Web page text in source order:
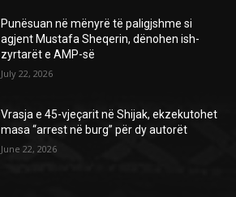
Punësuan në mënyrë të paligjshme si
agjent Mustafa Sheqerin, dënohen ish-
zyrtarët e AMP-së
July 22, 2026
Vrasja e 45-vjeçarit në Shijak, ekzekutohet
masa “arrest në burg” për dy autorët
June 22, 2026